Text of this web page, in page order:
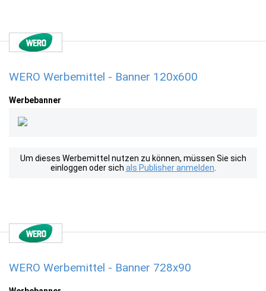
WERO Werbemittel - Banner 120x600
Werbebanner
Um dieses Werbemittel nutzen zu können, müssen Sie sich
einloggen oder sich als Publisher anmelden
WERO Werbemittel - Banner 728x90